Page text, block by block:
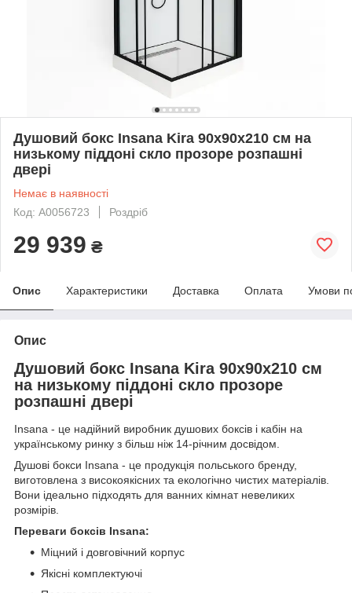
Душовий бокс Insana Kira 90х90х210 см на
низькому піддоні скло прозоре розпашні
двері
Немає в наявності
Код: А0056723
Роздріб
29 939 ₴
Опис Характеристики Доставка Оплата Умови
Опис
Душовий бокс Insana Kira 90х90х210 см
на низькому піддоні скло прозоре
розпашні двері
Insana - це надійний виробник душових боксів і кабін на
українському ринку з більш ніж 14-річним досвідом.
Душові бокси Insana - це продукція польського бренду,
виготовлена з високоякісних та екологічно чистих матеріалів.
Вони ідеально підходять для ванних кімнат невеликих
розмірів.
Переваги боксів Insana:
Міцний і довговічний корпус
Якісні комплектуючі